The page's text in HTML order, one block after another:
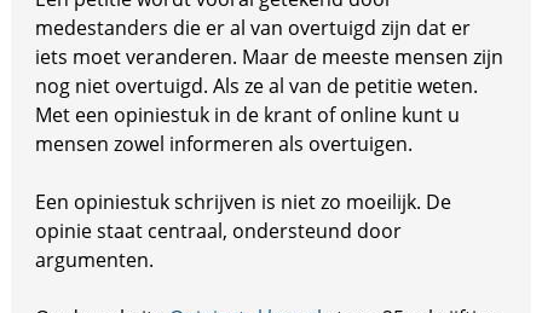
medestanders die er al van overtuigd zijn dat er
iets moet veranderen. Maar de meeste mensen zijn
nog niet overtuigd. Als ze al van de petitie weten.
Met een opiniestuk in de krant of online kunt u
mensen zowel informeren als overtuigen.
Een opiniestuk schrijven is niet zo moeilijk. De
opinie staat centraal, ondersteund door
argumenten.